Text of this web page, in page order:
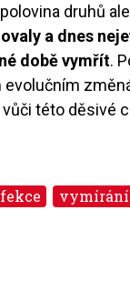
druhů
a dnes
době vymřít.
evolučním
této děsivé
vymírání